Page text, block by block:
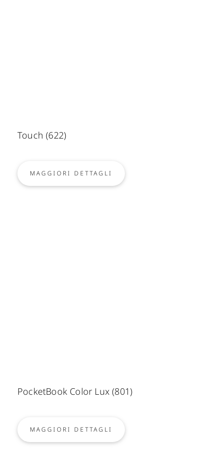
Touch (622)
MAGGIORI DETTAGLI
PocketBook Color Lux (801)
MAGGIORI DETTAGLI